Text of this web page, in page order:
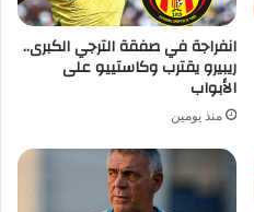
انفراجة في صفقة الترجي الكبرى..
ريبيرو يقترب وكاستييو على
الأبواب
منذ يومين